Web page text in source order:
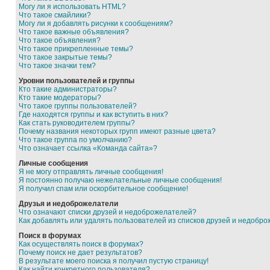
Могу ли я использовать HTML?
Что такое смайлики?
Могу ли я добавлять рисунки к сообщениям?
Что такое важные объявления?
Что такое объявления?
Что такое прикрепленные темы?
Что такое закрытые темы?
Что такое значки тем?
Уровни пользователей и группы
Кто такие администраторы?
Кто такие модераторы?
Что такое группы пользователей?
Где находятся группы и как вступить в них?
Как стать руководителем группы?
Почему названия некоторых групп имеют разные цвета?
Что такое группа по умолчанию?
Что означает ссылка «Команда сайта»?
Личные сообщения
Я не могу отправлять личные сообщения!
Я постоянно получаю нежелательные личные сообщения!
Я получил спам или оскорбительное сообщение!
Друзья и недоброжелатели
Что означают списки друзей и недоброжелателей?
Как добавлять или удалять пользователей из списков друзей и
Поиск в форумах
Как осуществлять поиск в форумах?
Почему поиск не дает результатов?
В результате моего поиска я получил пустую страницу!